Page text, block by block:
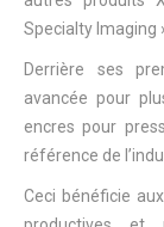
Specialty Imaging
Derrière ses
avancée pour
encres pour
référence de
Ceci bénéficie